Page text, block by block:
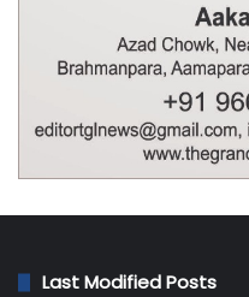
Last Modified Posts